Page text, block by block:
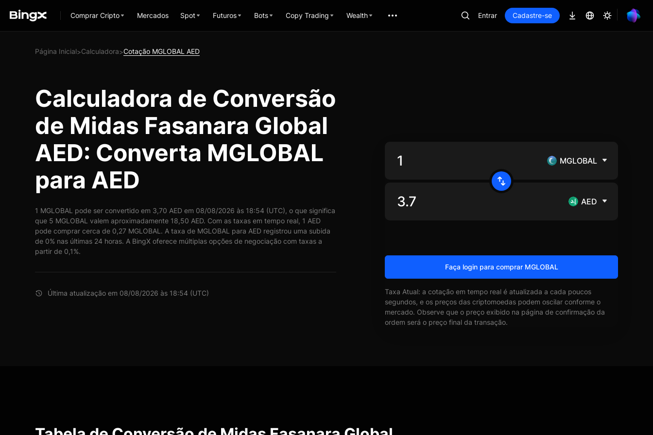
Comprar Cripto Mercados Spot Futuros Bots Copy Trading Wealth Entrar Cadastre-se
Página Inicial>Calculadora>Cotação MGLOBAL AED
Calculadora de Conversão
de Midas Fasanara Global
AED: Converta MGLOBAL
para AED
1 MGLOBAL pode ser convertido em 3,70 AED em 08/08/2026 às 18:54 (UTC), o que significa
que 5 MGLOBAL valem aproximadamente 18,50 AED. Com as taxas em tempo real, 1 AED
pode comprar cerca de 0,27 MGLOBAL. A taxa de MGLOBAL para AED registrou uma subida
de 0% nas últimas 24 horas. A BingX oferece múltiplas opções de negociação com taxas a
partir de 0,1%.
Última atualização em 08/08/2026 às 18:54 (UTC)
MGLOBAL
AED
Faça login para comprar MGLOBAL
Taxa Atual: a cotação em tempo real é atualizada a cada poucos
segundos, e os preços das criptomoedas podem oscilar conforme o
mercado. Observe que o preço exibido na página de confirmação da
ordem será o preço final da transação.